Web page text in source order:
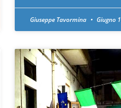
Giuseppe Tavormina Giugno